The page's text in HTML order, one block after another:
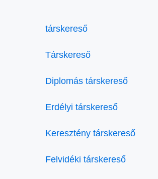
társkereső
Társkereső
Diplomás társkereső
Erdélyi társkereső
Keresztény társkereső
Felvidéki társkereső